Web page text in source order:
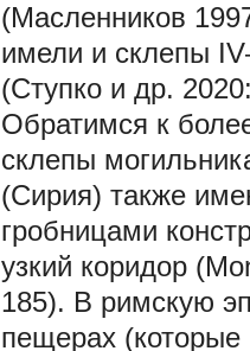
(Масленников
имели и склепы
(Ступко и др.
Обратимся к
склепы
(Сирия) также
гробницами
узкий коридор
185). В римскую
пещерах (которые